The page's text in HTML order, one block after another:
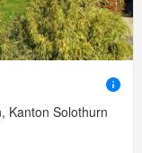
Kanton Solothurn